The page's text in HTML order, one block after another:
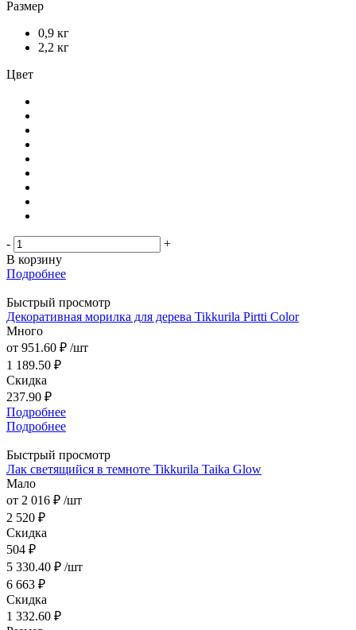
Размер
0,9 кг
2,2 кг
Цвет
-
+
В корзину
Подробнее
Быстрый просмотр
Декоративная морилка для дерева Tikkurila Pirtti Color
Много
от 951.60 ₽ /шт
1 189.50 ₽
Скидка
237.90 ₽
Подробнее
Подробнее
Быстрый просмотр
Лак светящийся в темноте Tikkurila Taika Glow
Мало
от 2 016 ₽ /шт
2 520 ₽
Скидка
504 ₽
5 330.40 ₽ /шт
6 663 ₽
Скидка
1 332.60 ₽